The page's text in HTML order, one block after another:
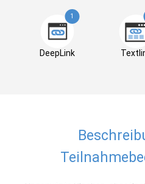
1
DeepLink